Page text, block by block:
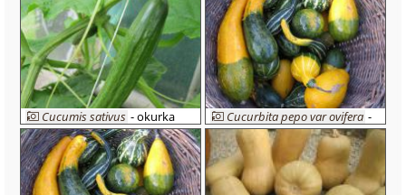
Cucumis sativus - okurka
setá
Cucurbita pepo var ovifera -
tykev okrasná